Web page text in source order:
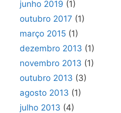
junho 2019 (1)
outubro 2017 (1)
março 2015 (1)
dezembro 2013 (1)
novembro 2013 (1)
outubro 2013 (3)
agosto 2013 (1)
julho 2013 (4)